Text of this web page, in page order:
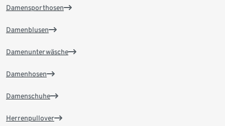
Damensporthosen
Damenblusen
Damenunterwäsche
Damenhosen
Damenschuhe
Herrenpullover